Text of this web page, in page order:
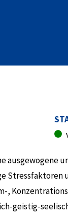
ausgewogene
Stressfaktoren
,
geistig-